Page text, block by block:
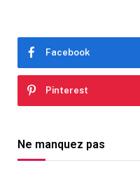
Facebook
Pinterest
Ne manquez pas